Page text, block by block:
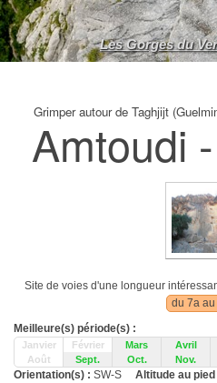
Les Gorges du
Amtoudi
Site de voies d'une longueur
du 7a au
Meilleure(s) période(s) :
Janvier Février Mars Avril
Août
Sept. Oct. Nov.
Orientation(s) : SW-S Altitude au